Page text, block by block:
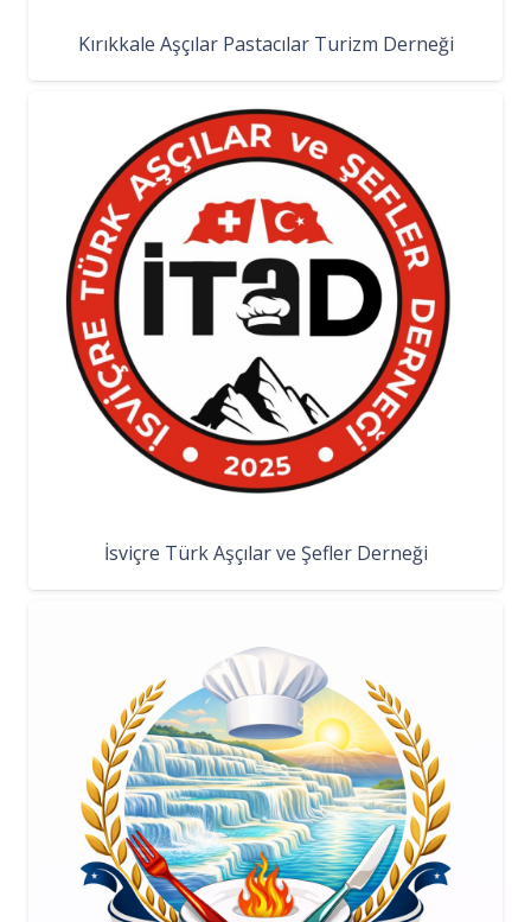
Kırıkkale Aşçılar Pastacılar Turizm Derneği
İsviçre Türk Aşçılar ve Şefler Derneği